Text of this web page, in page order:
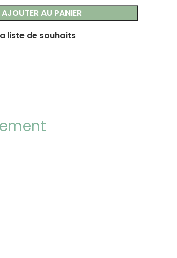
AJOUTER AU PANIER
liste de souhaits